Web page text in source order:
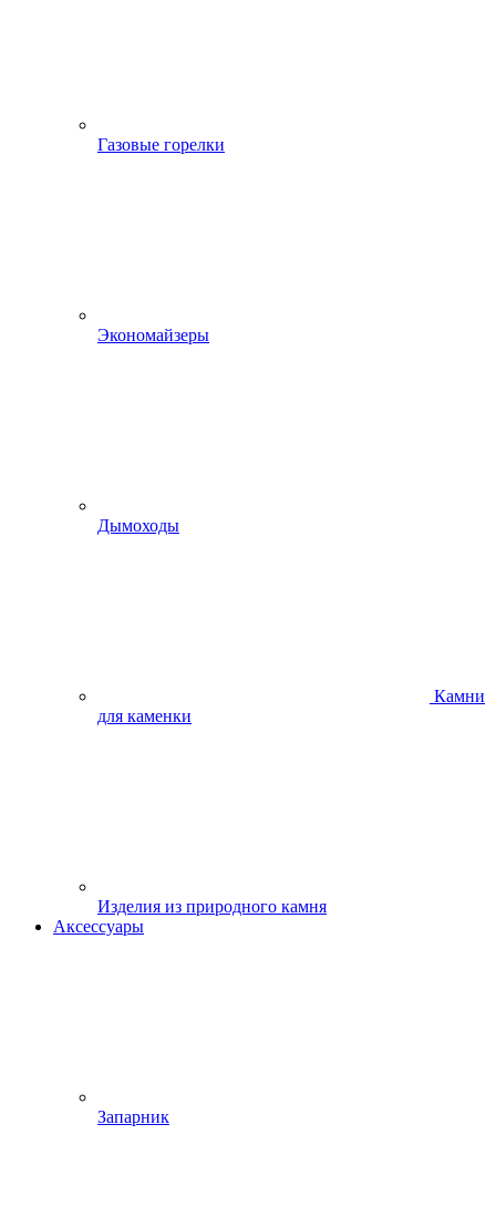
Газовые горелки
Экономайзеры
Дымоходы
Камни
для каменки
Изделия из природного камня
Аксессуары
Запарник